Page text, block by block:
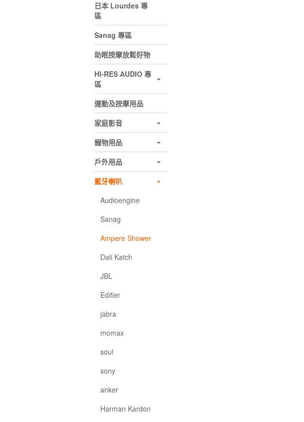
日本 Lourdes 專
區
Sanag 專區
助眠按摩放鬆好物
HI-RES AUDIO 專
區
運動及按摩用品
家庭影音
寵物用品
戶外用品
藍牙喇叭
Audioengine
Sanag
Ampere Shower
Dali Katch
JBL
Edifier
jabra
momax
soul
sony
anker
Harman Kardon